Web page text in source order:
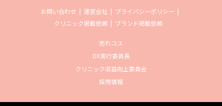
お問い合わせ 運営会社
プライバシーポリシー
クリニック掲載依頼
ブランド掲載依頼
売れコス
DX実行委員長
クリニック収益向上委員会
採用情報